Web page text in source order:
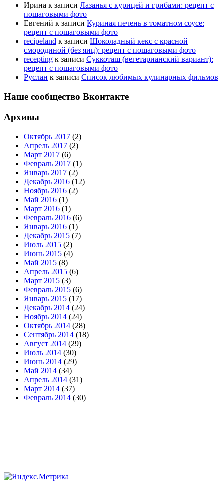
Ирина к записи Лазанья с курицей и грибами: рецепт с
пошаговыми фото
Евгений к записи Куриная печень в томатном соусе:
рецепт с пошаговыми фото
recipeland к записи Шоколадный кекс с красной
смородиной (без яиц): рецепт с пошаговыми фото
recepting к записи Суккоташ (вегетарианский вариант):
рецепт с пошаговыми фото
Руслан к записи Список любимых кулинарных фильмов
Наше сообщество Вконтакте
Архивы
Октябрь 2017 (2)
Апрель 2017 (2)
Март 2017 (6)
Февраль 2017 (1)
Январь 2017 (2)
Декабрь 2016 (12)
Ноябрь 2016 (2)
Май 2016 (1)
Март 2016 (1)
Февраль 2016 (6)
Январь 2016 (1)
Декабрь 2015 (7)
Июль 2015 (2)
Июнь 2015 (4)
Май 2015 (8)
Апрель 2015 (6)
Март 2015 (3)
Февраль 2015 (6)
Январь 2015 (17)
Декабрь 2014 (24)
Ноябрь 2014 (24)
Октябрь 2014 (28)
Сентябрь 2014 (18)
Август 2014 (29)
Июль 2014 (30)
Июнь 2014 (29)
Май 2014 (34)
Апрель 2014 (31)
Март 2014 (37)
Февраль 2014 (30)